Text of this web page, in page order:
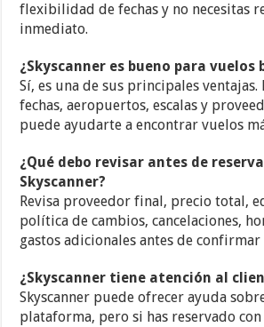
flexibilidad de fechas y no necesitas
inmediato.
¿Skyscanner es bueno para vuelos
Sí, es una de sus principales
fechas, aeropuertos, escalas y
puede ayudarte a encontrar vuelos
¿Qué debo revisar antes de
Skyscanner?
Revisa proveedor final, precio total,
política de cambios, cancelaciones,
gastos adicionales antes de
¿Skyscanner tiene atención al
Skyscanner puede ofrecer ayuda
plataforma, pero si has reservado con